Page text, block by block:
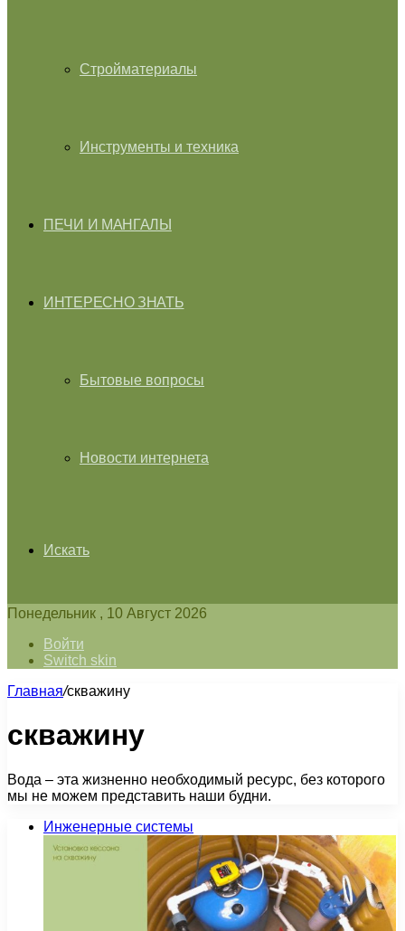
Стройматериалы
Инструменты и техника
ПЕЧИ И МАНГАЛЫ
ИНТЕРЕСНО ЗНАТЬ
Бытовые вопросы
Новости интернета
Искать
Понедельник , 10 Август 2026
Войти
Switch skin
Главная/скважину
скважину
Вода – эта жизненно необходимый ресурс, без которого
мы не можем представить наши будни.
Инженерные системы